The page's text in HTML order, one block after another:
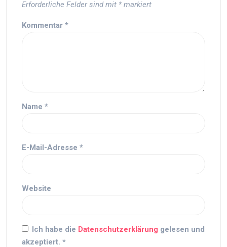
Erforderliche Felder sind mit *markiert
Kommentar *
Name *
E-Mail-Adresse *
Website
Ich habe die Datenschutzerklärung gelesen und
akzeptiert. *